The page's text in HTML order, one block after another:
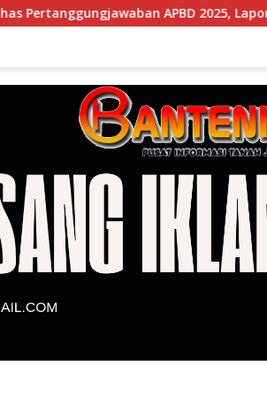
APBD 2025, Laporan Keuangan